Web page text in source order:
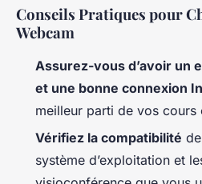
Conseils Pratiques pour
Webcam
Assurez-vous d’avoir un
et une bonne connexion
meilleur parti de vos cours
Vérifiez la compatibilité
système d’exploitation et